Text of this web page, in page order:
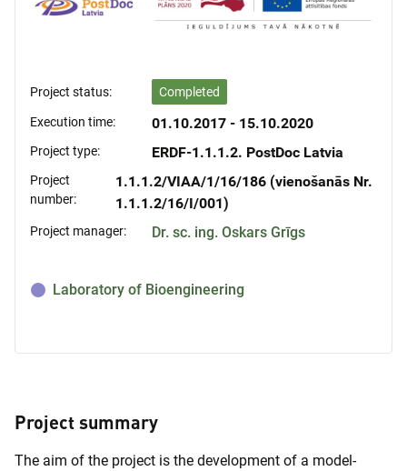
Project summary
The aim of the project is the development of a model-
Project status: Completed
Execution time: 01.10.2017 - 15.10.2020
Project type: ERDF-1.1.1.2. PostDoc Latvia
Project
number:
1.1.1.2/VIAA/1/16/186 (vienošanās Nr.
1.1.1.2/16/I/001)
Project manager: Dr. sc. ing. Oskars Grīgs
Laboratory of Bioengineering